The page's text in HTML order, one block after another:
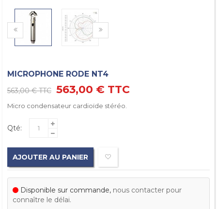
MICROPHONE RODE NT4
563,00 €TTC 563,00 € TTC
Micro condensateur cardioïde stéréo.
Qté:
AJOUTER AU PANIER
Disponible sur commande, nous contacter pour
connaître le délai.